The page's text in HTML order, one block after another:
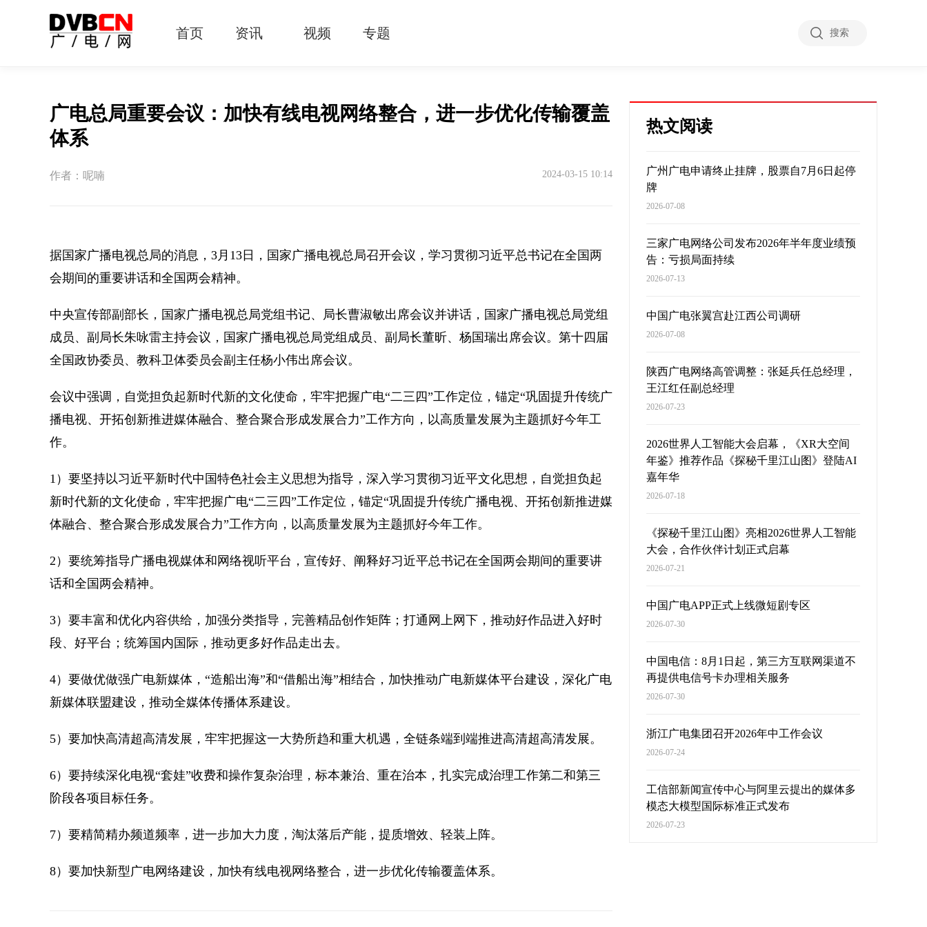
首页 资讯 视频 专题 搜索
广电总局重要会议：加快有线电视网络整合，进一步优化传输覆盖
体系
作者：呢喃 2024-03-15 10:14
据国家广播电视总局的消息，3月13日，国家广播电视总局召开会议，学习贯彻习近平总书记在全国两
会期间的重要讲话和全国两会精神。
中央宣传部副部长，国家广播电视总局党组书记、局长曹淑敏出席会议并讲话，国家广播电视总局党组
成员、副局长朱咏雷主持会议，国家广播电视总局党组成员、副局长董昕、杨国瑞出席会议。第十四届
全国政协委员、教科卫体委员会副主任杨小伟出席会议。
会议中强调，自觉担负起新时代新的文化使命，牢牢把握广电“二三四”工作定位，锚定“巩固提升传统广
播电视、开拓创新推进媒体融合、整合聚合形成发展合力”工作方向，以高质量发展为主题抓好今年工
作。
1）要坚持以习近平新时代中国特色社会主义思想为指导，深入学习贯彻习近平文化思想，自觉担负起
新时代新的文化使命，牢牢把握广电“二三四”工作定位，锚定“巩固提升传统广播电视、开拓创新推进媒
体融合、整合聚合形成发展合力”工作方向，以高质量发展为主题抓好今年工作。
2）要统筹指导广播电视媒体和网络视听平台，宣传好、阐释好习近平总书记在全国两会期间的重要讲
话和全国两会精神。
3）要丰富和优化内容供给，加强分类指导，完善精品创作矩阵；打通网上网下，推动好作品进入好时
段、好平台；统筹国内国际，推动更多好作品走出去。
4）要做优做强广电新媒体，“造船出海”和“借船出海”相结合，加快推动广电新媒体平台建设，深化广电
新媒体联盟建设，推动全媒体传播体系建设。
5）要加快高清超高清发展，牢牢把握这一大势所趋和重大机遇，全链条端到端推进高清超高清发展。
6）要持续深化电视“套娃”收费和操作复杂治理，标本兼治、重在治本，扎实完成治理工作第二和第三
阶段各项目标任务。
7）要精简精办频道频率，进一步加大力度，淘汰落后产能，提质增效、轻装上阵。
8）要加快新型广电网络建设，加快有线电视网络整合，进一步优化传输覆盖体系。
热文阅读
广州广电申请终止挂牌，股票自7月6日起停
牌
2026-07-08
三家广电网络公司发布2026年半年度业绩预
告：亏损局面持续
2026-07-13
中国广电张翼宫赴江西公司调研
2026-07-08
陕西广电网络高管调整：张延兵任总经理，
王江红任副总经理
2026-07-23
2026世界人工智能大会启幕，《XR大空间
年鉴》推荐作品《探秘千里江山图》登陆AI
嘉年华
2026-07-18
《探秘千里江山图》亮相2026世界人工智能
大会，合作伙伴计划正式启幕
2026-07-21
中国广电APP正式上线微短剧专区
2026-07-30
中国电信：8月1日起，第三方互联网渠道不
再提供电信号卡办理相关服务
2026-07-30
浙江广电集团召开2026年中工作会议
2026-07-24
工信部新闻宣传中心与阿里云提出的媒体多
模态大模型国际标准正式发布
2026-07-23